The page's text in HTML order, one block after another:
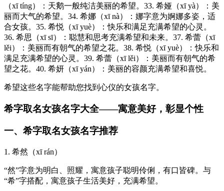
（xī tíng）：天鹅一般纯洁美丽的希望。33. 希娅（xī yà）：美
丽而大气的希望。34. 希娜（xī nà）：娜字意为婀娜多姿，适
合女孩。35. 希悦（xī yuè）：快乐和满足充满希望的心灵。
36. 希思（xī sī）：聪慧和思考充满希望和未来。37. 希蕾（xī
lěi）：美丽而有朝气的希望之花。38. 希悦（xī yuè）：快乐和
满足充满希望的心灵。39. 希蕾（xī lěi）：美丽而有朝气的希
望之花。40. 希妍（xī yán）：美丽的容颜充满希望和喜悦。
希望这些名字能帮助您找到心仪的女孩名字。
希字取名女孩名字大全——寓意美好，彰显个性
一、希字取名女孩名字推荐
1. 希然（xī rán）
“然”字意为明白、照耀，寓意孩子聪明伶俐，有口皆碑。与
“希”字搭配，寓意孩子生活美好，充满希望。